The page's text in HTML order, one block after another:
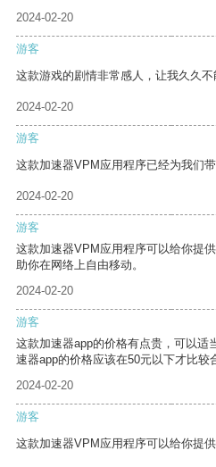
2024-02-20
游客
这款游戏的剧情非常感人，让我久久不
2024-02-20
游客
这款加速器VPM应用程序已经为我们
2024-02-20
游客
这款加速器VPM应用程序可以给你提
助你在网络上自由移动。
2024-02-20
游客
这款加速器app的价格有点贵，可以适
速器app的价格应该在50元以下才比较
2024-02-20
游客
这款加速器VPM应用程序可以给你提